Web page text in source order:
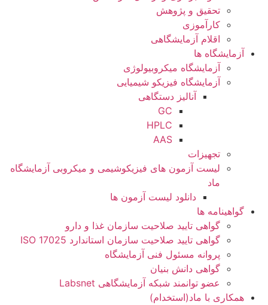
تحقیق و پژوهش
کارآموزی
اقلام آزمایشگاهی
آزمایشگاه ها
آزمایشگاه میکروبیولوژی
آزمایشگاه فیزیکو شیمیایی
آنالیز دستگاهی
GC
HPLC
AAS
تجهیزات
لیست آزمون های فیزیکوشیمی و میکروبی آزمایشگاه
ماد
دانلود لیست آزمون ها
گواهینامه ها
گواهی تایید صلاحیت سازمان غذا و دارو
گواهی تایید صلاحیت سازمان استاندارد ISO 17025
پروانه مسئول فنی آزمایشگاه
گواهی دانش بنیان
عضو توانمند شبکه آزمایشگاهی Labsnet
همکاری با ماد(استخدام)